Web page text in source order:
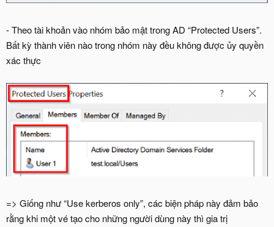
- Theo tài khoản vào nhóm bảo mật trong AD “Protected Users”.
Bất kỳ thành viên nào trong nhóm này đều không được ủy quyền
xác thực
=> Giống như “Use kerberos only”, các biện pháp này đảm bảo
rằng khi một vé tạo cho những người dùng này thì gia trị